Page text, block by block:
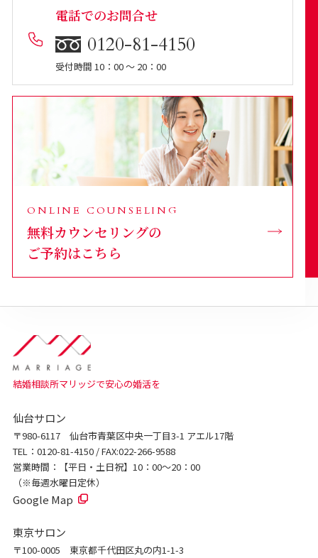
電話でのお問合せ
0120-81-4150
受付時間 10：00 ～ 20：00
ONLINE COUNSELING
無料カウンセリングの
ご予約はこちら
結婚相談所マリッジで安心の婚活を
仙台サロン
〒980-6117 仙台市青葉区中央一丁目3-1 アエル17階
TEL：0120-81-4150 / FAX:022-266-9588
営業時間：【平日・土日祝】10：00～20：00
（※毎週水曜日定休）
Google Map
東京サロン
〒100-0005 東京都千代田区丸の内1-1-3